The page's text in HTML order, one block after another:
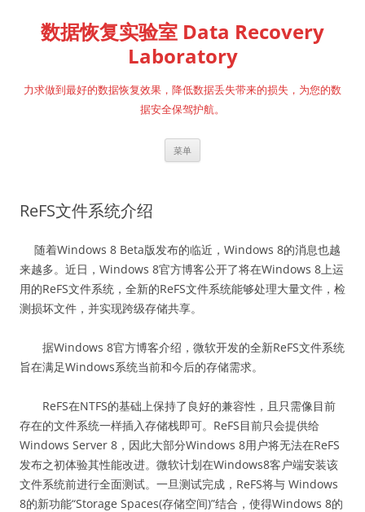
数据恢复实验室 Data Recovery
Laboratory
力求做到最好的数据恢复效果，降低数据丢失带来的损失，为您的数
据安全保驾护航。
菜单
ReFS文件系统介绍
随着Windows 8 Beta版发布的临近，Windows 8的消息也越
来越多。近日，Windows 8官方博客公开了将在Windows 8上运
用的ReFS文件系统，全新的ReFS文件系统能够处理大量文件，检
测损坏文件，并实现跨级存储共享。
据Windows 8官方博客介绍，微软开发的全新ReFS文件系统
旨在满足Windows系统当前和今后的存储需求。
ReFS在NTFS的基础上保持了良好的兼容性，且只需像目前
存在的文件系统一样插入存储栈即可。ReFS目前只会提供给
Windows Server 8，因此大部分Windows 8用户将无法在ReFS
发布之初体验其性能改进。微软计划在Windows8客户端安装该
文件系统前进行全面测试。一旦测试完成，ReFS将与 Windows
8的新功能“Storage Spaces(存储空间)”结合，使得Windows 8的